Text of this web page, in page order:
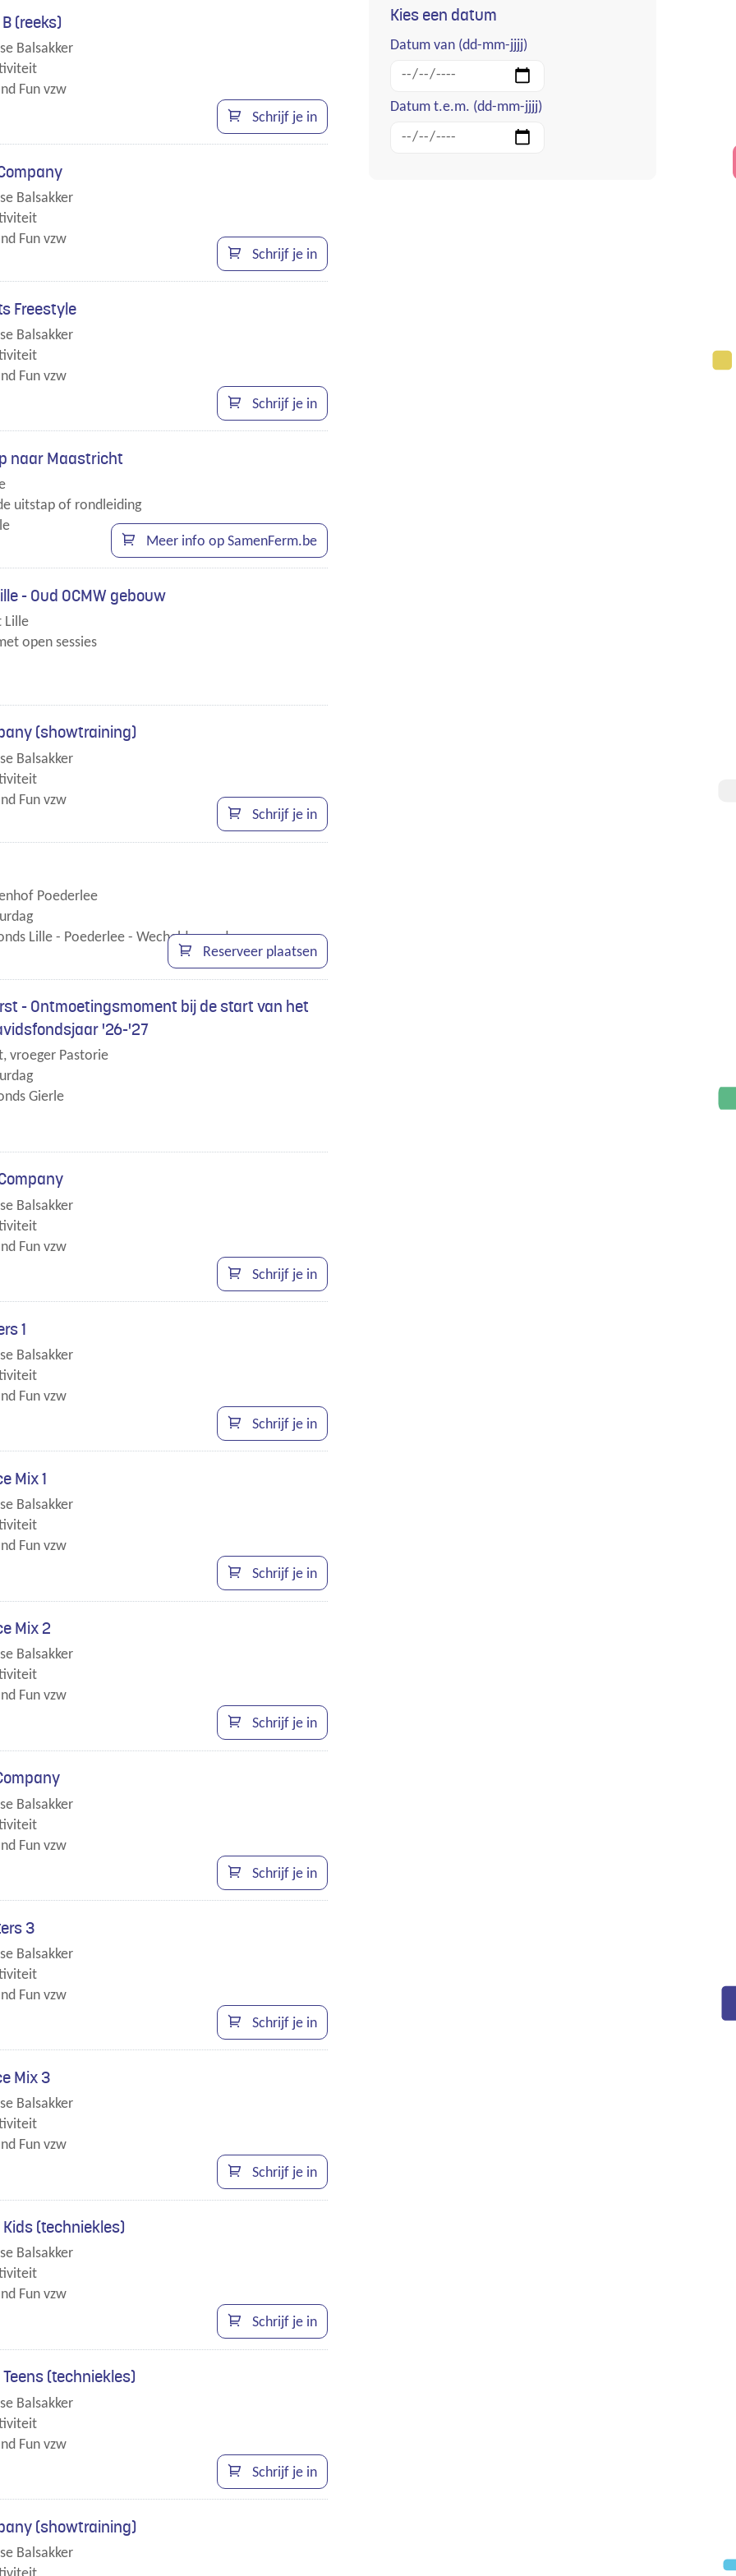
resultaten
of
wijzig
Kies een datum
Datum van (dd-mm-jjjj)
Datum t.e.m. (dd-mm-jjjj)
(reeks)
Balsakker
Fun vzw
Schrijf je in
Balsakker
Fun vzw
Schrijf je in
Freestyle
Balsakker
Fun vzw
Schrijf je in
naar Maastricht
uitstap of rondleiding
Meer info op SamenFerm.be
- Oud OCMW gebouw
Lille
open sessies
(showtraining)
Balsakker
Fun vzw
Schrijf je in
Poederlee
Lille - Poederlee - Wechelderzande
Reserveer plaatsen
- Ontmoetingsmoment bij de start van het
'26-'27
vroeger Pastorie
Gierle
Balsakker
Fun vzw
Schrijf je in
1
Balsakker
Fun vzw
Schrijf je in
Mix 1
Balsakker
Fun vzw
Schrijf je in
Mix 2
Balsakker
Fun vzw
Schrijf je in
Balsakker
Fun vzw
Schrijf je in
3
Balsakker
Fun vzw
Schrijf je in
Mix 3
Balsakker
Fun vzw
Schrijf je in
Kids (techniekles)
Balsakker
Fun vzw
Schrijf je in
Teens (techniekles)
Balsakker
Fun vzw
Schrijf je in
(showtraining)
Balsakker